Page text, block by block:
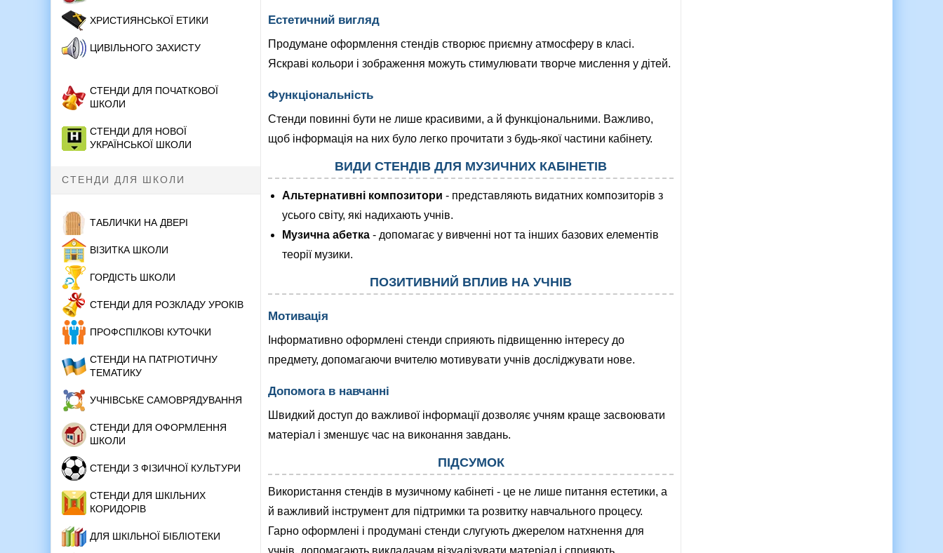
ХРИСТИЯНСЬКОЇ ЕТИКИ
ЦИВІЛЬНОГО ЗАХИСТУ
СТЕНДИ ДЛЯ ПОЧАТКОВОЇ
ШКОЛИ
СТЕНДИ ДЛЯ НОВОЇ
УКРАЇНСЬКОЇ ШКОЛИ
СТЕНДИ ДЛЯ ШКОЛИ
ТАБЛИЧКИ НА ДВЕРІ
ВІЗИТКА ШКОЛИ
ГОРДІСТЬ ШКОЛИ
СТЕНДИ ДЛЯ РОЗКЛАДУ УРОКІВ
ПРОФСПІЛКОВІ КУТОЧКИ
СТЕНДИ НА ПАТРІОТИЧНУ
ТЕМАТИКУ
УЧНІВСЬКЕ САМОВРЯДУВАННЯ
СТЕНДИ ДЛЯ ОФОРМЛЕННЯ
ШКОЛИ
СТЕНДИ З ФІЗИЧНОЇ КУЛЬТУРИ
СТЕНДИ ДЛЯ ШКІЛЬНИХ
КОРИДОРІВ
ДЛЯ ШКІЛЬНОЇ БІБЛІОТЕКИ
Естетичний вигляд
Продумане оформлення стендів створює приємну атмосферу в класі.
Яскраві кольори і зображення можуть стимулювати творче мислення у дітей.
Функціональність
Стенди повинні бути не лише красивими, а й функціональними. Важливо,
щоб інформація на них було легко прочитати з будь-якої частини кабінету.
ВИДИ СТЕНДІВ ДЛЯ МУЗИЧНИХ КАБІНЕТІВ
Альтернативні композитори - представляють видатних композиторів з
усього світу, які надихають учнів.
Музична абетка - допомагає у вивченні нот та інших базових елементів
теорії музики.
ПОЗИТИВНИЙ ВПЛИВ НА УЧНІВ
Мотивація
Інформативно оформлені стенди сприяють підвищенню інтересу до
предмету, допомагаючи вчителю мотивувати учнів досліджувати нове.
Допомога в навчанні
Швидкий доступ до важливої інформації дозволяє учням краще засвоювати
матеріал і зменшує час на виконання завдань.
ПІДСУМОК
Використання стендів в музичному кабінеті - це не лише питання естетики, а
й важливий інструмент для підтримки та розвитку навчального процесу.
Гарно оформлені і продумані стенди слугують джерелом натхнення для
учнів, допомагають викладачам візуалізувати матеріал і сприяють